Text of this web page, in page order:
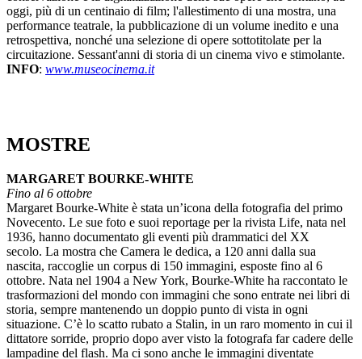
oggi, più di un centinaio di film; l'allestimento di una mostra, una
performance teatrale, la pubblicazione di un volume inedito e una
retrospettiva, nonché una selezione di opere sottotitolate per la
circuitazione. Sessant'anni di storia di un cinema vivo e stimolante.
INFO: www.museocinema.it
MOSTRE
MARGARET BOURKE-WHITE
Fino al 6 ottobre
Margaret Bourke-White è stata un’icona della fotografia del primo
Novecento. Le sue foto e suoi reportage per la rivista Life, nata nel
1936, hanno documentato gli eventi più drammatici del XX
secolo. La mostra che Camera le dedica, a 120 anni dalla sua
nascita, raccoglie un corpus di 150 immagini, esposte fino al 6
ottobre. Nata nel 1904 a New York, Bourke-White ha raccontato le
trasformazioni del mondo con immagini che sono entrate nei libri di
storia, sempre mantenendo un doppio punto di vista in ogni
situazione. C’è lo scatto rubato a Stalin, in un raro momento in cui il
dittatore sorride, proprio dopo aver visto la fotografa far cadere delle
lampadine del flash. Ma ci sono anche le immagini diventate